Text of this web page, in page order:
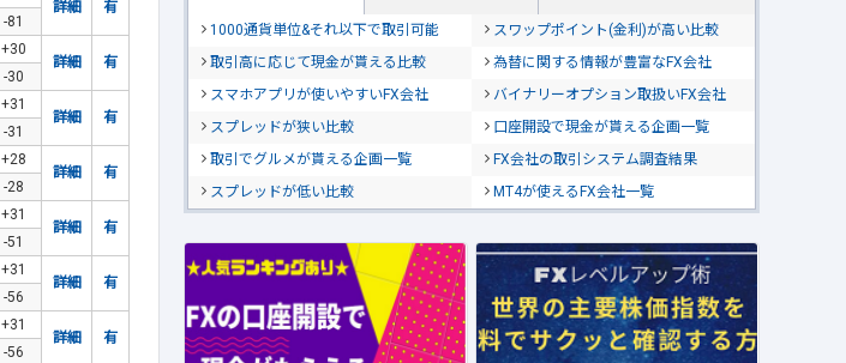
詳細
有
-81
+30
詳細
有
-30
+31
詳細
有
-31
+28
詳細
有
-28
+31
詳細
有
-51
+31
詳細
有
-56
+31
詳細
有
-56
1000通貨単位&それ以下で取引可能
スワップポイント(金利)が高い比較
取引高に応じて現金が貰える比較
為替に関する情報が豊富なFX会社
スマホアプリが使いやすいFX会社
バイナリーオプション取扱いFX会社
スプレッドが狭い比較
口座開設で現金が貰える企画一覧
取引でグルメが貰える企画一覧
FX会社の取引システム調査結果
スプレッドが低い比較
MT4が使えるFX会社一覧